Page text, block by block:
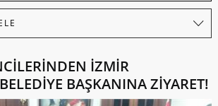
İZMİR
BAŞKANINA ZİYARET!